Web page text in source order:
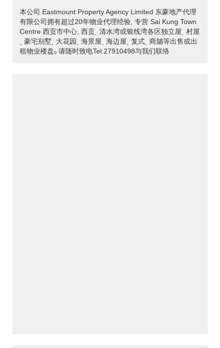
本公司 Eastmount Property Agency Limited 东豪地产代理
有限公司拥有超过20年物业代理经验, 专营 Sai Kung Town
Centre 西贡市中心, 西贡ˎ 清水湾或银线湾各区独立屋ˎ 村屋
ˎ 豪宅别墅ˎ 大花园ˎ 海景屋ˎ 海边屋ˎ 复式ˎ 商舖等出售或出
租物业楼盘ₒ 请随时致电Tel:27910498与我们联络